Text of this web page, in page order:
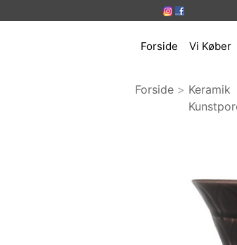
Forside Vi Køber
Forside > Keramik